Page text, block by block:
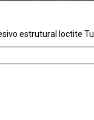
estrutural loctite